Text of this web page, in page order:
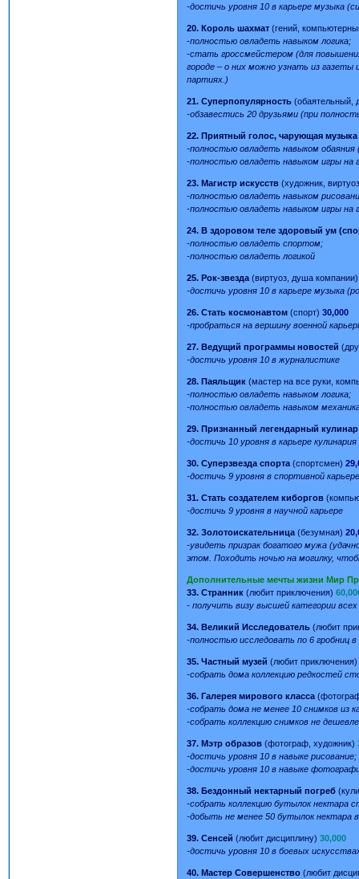
-достичь уровня 10 в карьере музыка
20. Король шахмат(гений,
-полностью овладеть навыком логика;
-стать гроссмейстером (для
городе – о них можно узнать из
партиях.)
21. Суперпопулярность (обаятельный,
-обзавестись 20 друзьями (при
22. Приятный голос, чарующая музыка
-полностью овладеть навыком
-полностью овладеть навыком игры на
23. Магистр искусств (художник,
-полностью овладеть навыком
-полностью овладеть навыком игры на
24. В здоровом теле здоровый ум
-полностью овладеть спортом;
-полностью овладеть логикой
25. Рок-звезда (виртуоз, душа
-достичь уровня 10 в карьере музыка
26. Стать космонавтом(спорт)30,000
-пробраться на вершину военной
27. Ведущий программы новостей
-достичь уровня 10 в журналистике
28. Паяльщик (мастер на все руки,
-полностью овладеть навыком логика;
-полностью овладеть навыком
29. Признанный легендарный кулинар
-достичь 10 уровня в карьере кулинария
30. Суперзвезда спорта(спортсмен)
-достичь 9 уровня в спортивной
31. Стать создателем киборгов
-достичь 9 уровня в научной карьере
32. Золотоискательница (безумная)
-увидеть призрак богатого мужа
этом. Походить ночью на могилку,
Дополнительные мечты жизни Мир
33. Странник (любит приключения)
- получить визу высшей категории
34. Великий Исследователь (любит
-полностью исследовать по 6 гробниц
35. Частный музей (любит
-собрать дома коллекцию редкостей
36. Галерея мирового класса
-собрать дома не менее 10 снимков из
-собрать коллекцию снимков не
37. Мэтр образов (фотограф, художник)
-достичь уровня 10 в навыке рисование;
-достичь уровня 10 в навыке
38. Бездонный нектарный погреб
-собрать коллекцию бутылок нектара
-добыть не менее 50 бутылок нектара в
39. Сенсей (любит дисциплину)30,000
-достичь уровня 10 в боевых
40. Мастер Совершенство (любит